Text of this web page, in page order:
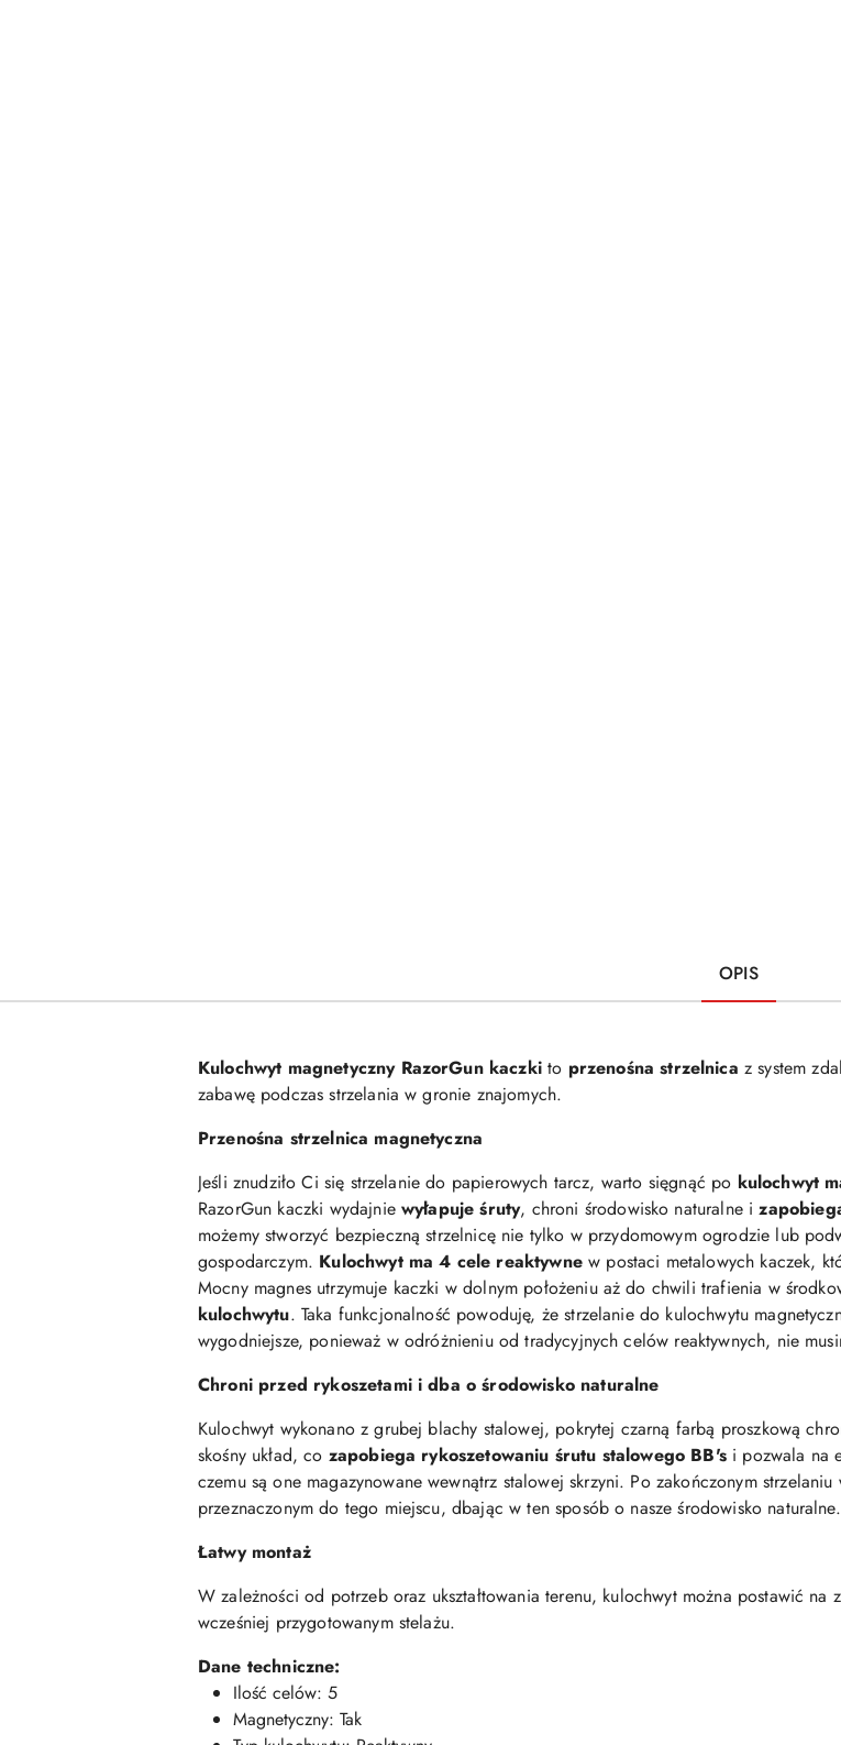
OPIS
Kulochwyt magnetyczny RazorGun kaczki to przenośna strzelnica z system
zabawę podczas strzelania w gronie znajomych.
Przenośna strzelnica magnetyczna
Jeśli znudziło Ci się strzelanie do papierowych tarcz, warto sięgnąć po kulochwyt
RazorGun kaczki wydajnie wyłapuje śruty, chroni środowisko naturalne i
możemy stworzyć bezpieczną strzelnicę nie tylko w przydomowym ogrodzie lub
gospodarczym. Kulochwyt ma 4 cele reaktywne w postaci metalowych kaczek,
Mocny magnes utrzymuje kaczki w dolnym położeniu aż do chwili trafienia w
kulochwytu. Taka funkcjonalność powoduję, że strzelanie do kulochwytu
wygodniejsze, ponieważ w odróżnieniu od tradycyjnych celów reaktywnych, nie
Chroni przed rykoszetami i dba o środowisko naturalne
Kulochwyt wykonano z grubej blachy stalowej, pokrytej czarną farbą proszkową
skośny układ, co zapobiega rykoszetowaniu śrutu stalowego BB's i pozwala na
czemu są one magazynowane wewnątrz stalowej skrzyni. Po zakończonym
przeznaczonym do tego miejscu, dbając w ten sposób o nasze środowisko naturalne.
Łatwy montaż
W zależności od potrzeb oraz ukształtowania terenu, kulochwyt można postawić
wcześniej przygotowanym stelażu.
Dane techniczne:
Ilość celów: 5
Magnetyczny: Tak